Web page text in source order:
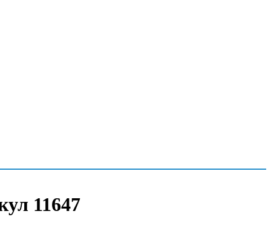
11647